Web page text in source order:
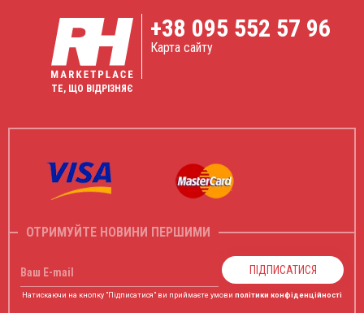
ТЕ, ЩО ВІДРІЗНЯЄ
+38 095 552 57 96
Карта сайту
ОТРИМУЙТЕ НОВИНИ ПЕРШИМИ
Ваш E-mail ПІДПИСАТИСЯ
Натискаючи на кнопку "Підписатися" ви приймаєте умови політики конфіденційності